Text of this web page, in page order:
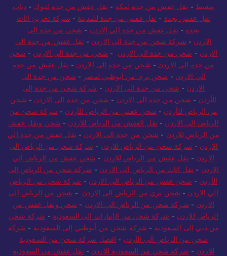
مشيط - نقل عفش من جدة لمكة - نقل عفش من جدة لتبوك - دباب
نقل عفش بجدة - نقل عفش من جدة للمدينة - شركة تخزين اثاث
بجدة - نقل عفش من جدة الي الاردن - شحن من جدة الى
الاردن - شركة شحن من جدة الى الاردن - نقل عفش من جدة الي
الاردن - شحن من جدة الى الاردن - شحن من جدة الى الاردن - شحن
من جدة الى الاردن - شحن من جدة الى الاردن - نقل عفش من جدة
الي الاردن - شحن بري من ابوظبي لمصر - شحن من جدة الى
الاردن - شحن من جدة الى الاردن - شركة شحن من جدة إلى
الأردن - شحن من جدة الى الاردن - شحن من جدة الى الاردن - شحن
من الرياض للأردن - شحن عفش من الرياض للأردن - شركة شحن من
الرياض الى الاردن - نقل العفش من الرياض للاردن - شحن ونقل عفش
من الرياض للاردن - شحن من جدة الى الاردن - نقل عفش من جدة الي
الاردن - شركة شحن من الرياض للاردن - شركة شحن من الرياض الى
الاردن - نقل عفش من الرياض للاردن - شحن عفش من الرياض الي
الاردن - نقل اثاث من الرياض الى الاردن - شركة شحن من الرياض إلى
الأردن - شحن عفش من الرياض الى الاردن - شركة شحن من الرياض
الي الاردن - شحن بري من الرياض الى الاردن - شحن من الرياض الى
الاردن - شركة شحن من الرياض الي الاردن - شحن ونقل عفش من
الرياض للاردن - شركة شحن من الإمارات إلى السعودية - شركة شحن
من دبي إلى السعودية - شركة شحن من أبوظبي إلى السعودية - شركة
شحن من الرياض الى الأردن - افضل شركة شحن من السعودية
للاردن - شركة شحن من السعودية للاردن - نقل عفش من السعودية